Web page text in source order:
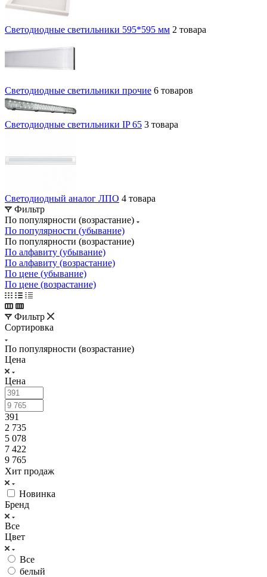
Светодиодные светильники 595*595 мм 2 товара
Светодиодные светильники прочие 6 товаров
Светодиодные светильники IP 65 3 товара
Светодиодный аналог ЛПО 4 товара
Фильтр
По популярности (возрастание)
По популярности (убывание)
По популярности (возрастание)
По алфавиту (убывание)
По алфавиту (возрастание)
По цене (убывание)
По цене (возрастание)
Фильтр
Сортировка
По популярности (возрастание)
Цена
Цена
391
2 735
5 078
7 422
9 765
Хит продаж
Новинка
Бренд
Все
Цвет
Все
белый